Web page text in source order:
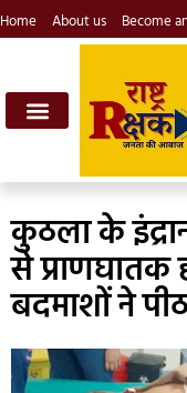
Home About us Become
कुठला के
से
बदमाशों ने